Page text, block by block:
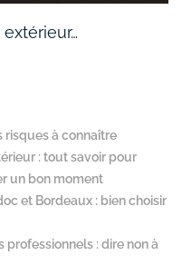
risques à connaître
: tout savoir pour
un bon moment
et Bordeaux : bien choisir
professionnels : dire non à